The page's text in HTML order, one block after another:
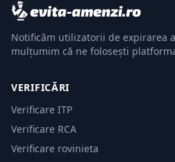
Notificăm utilizatorii de expirarea
mulțumim că ne folosești
VERIFICĂRI
Verificare ITP
Verificare RCA
Verificare rovinieta